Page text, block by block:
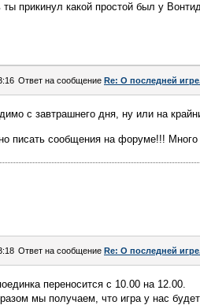
прикинул какой простой был у
Ответ на сообщение Re: О последней
с завтрашнего дня, ну или на
писать сообщения на форуме!!! Много
Ответ на сообщение Re: О последней
переносится с 10.00 на 12.00.
мы получаем, что игра у нас